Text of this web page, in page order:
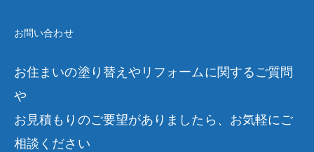
お問い合わせ
お住まいの塗り替えやリフォームに関するご質問
や
お見積もりのご要望がありましたら、お気軽にご
相談ください